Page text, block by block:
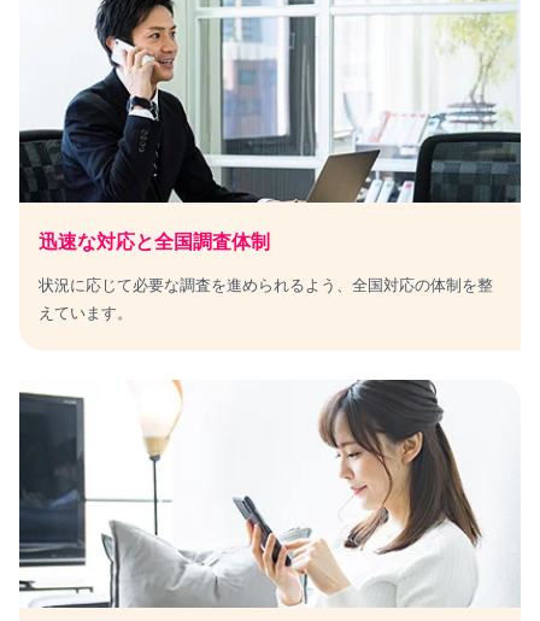
迅速な対応と全国調査体制
状況に応じて必要な調査を進められるよう、全国対応の体制を整
えています。